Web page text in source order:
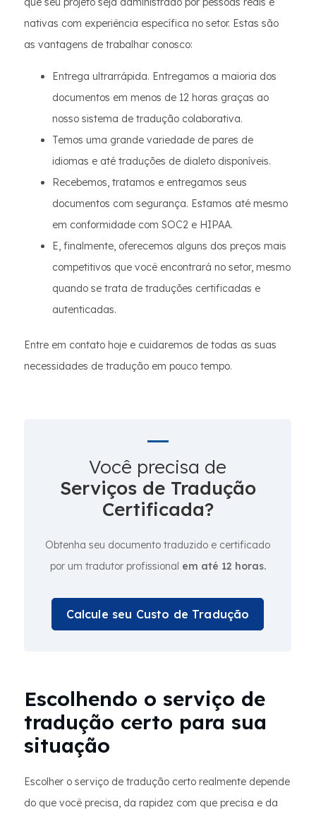
nativas com experiência específica no setor. Estas são
as vantagens de trabalhar conosco:
Entrega ultrarrápida. Entregamos a maioria dos
documentos em menos de 12 horas graças ao
nosso sistema de tradução colaborativa.
Temos uma grande variedade de pares de
idiomas e até traduções de dialeto disponíveis.
Recebemos, tratamos e entregamos seus
documentos com segurança. Estamos até mesmo
em conformidade com SOC2 e HIPAA.
E, finalmente, oferecemos alguns dos preços mais
competitivos que você encontrará no setor, mesmo
quando se trata de traduções certificadas e
autenticadas.
Entre em contato hoje e cuidaremos de todas as suas
necessidades de tradução em pouco tempo.
Você precisa de
Serviços de Tradução
Certificada?
Obtenha seu documento traduzido e certificado
por um tradutor profissional em até 12 horas.
Calcule seu Custo de Tradução
Escolhendo o serviço de
tradução certo para sua
situação
Escolher o serviço de tradução certo realmente depende
do que você precisa, da rapidez com que precisa e da